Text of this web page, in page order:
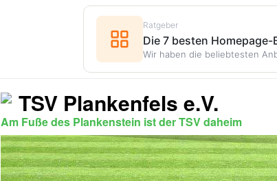
TSV Plankenfels e.V.
Am Fuße des Plankenstein ist der TSV daheim
Ratgeber
Die 7 besten
Wir haben die beliebtesten